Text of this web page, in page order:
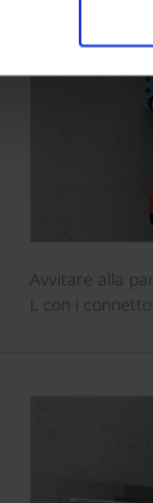
Avvitare alla
L con i